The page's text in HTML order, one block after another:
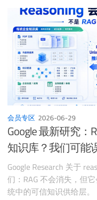
会员专区 2026-06-29
Google 最新研究：
知识库？我们可能
Google Research 关于
们：RAG 不会消失，但
统中的可信知识供给层。